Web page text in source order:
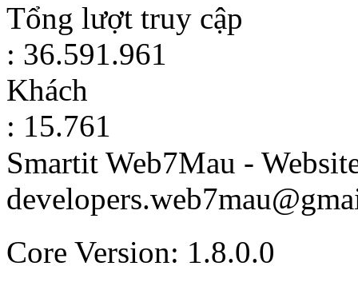
Tổng lượt truy cập
: 36.591.961
Khách
: 15.761
Smartit Web7Mau -
Core Version: 1.8.0.0